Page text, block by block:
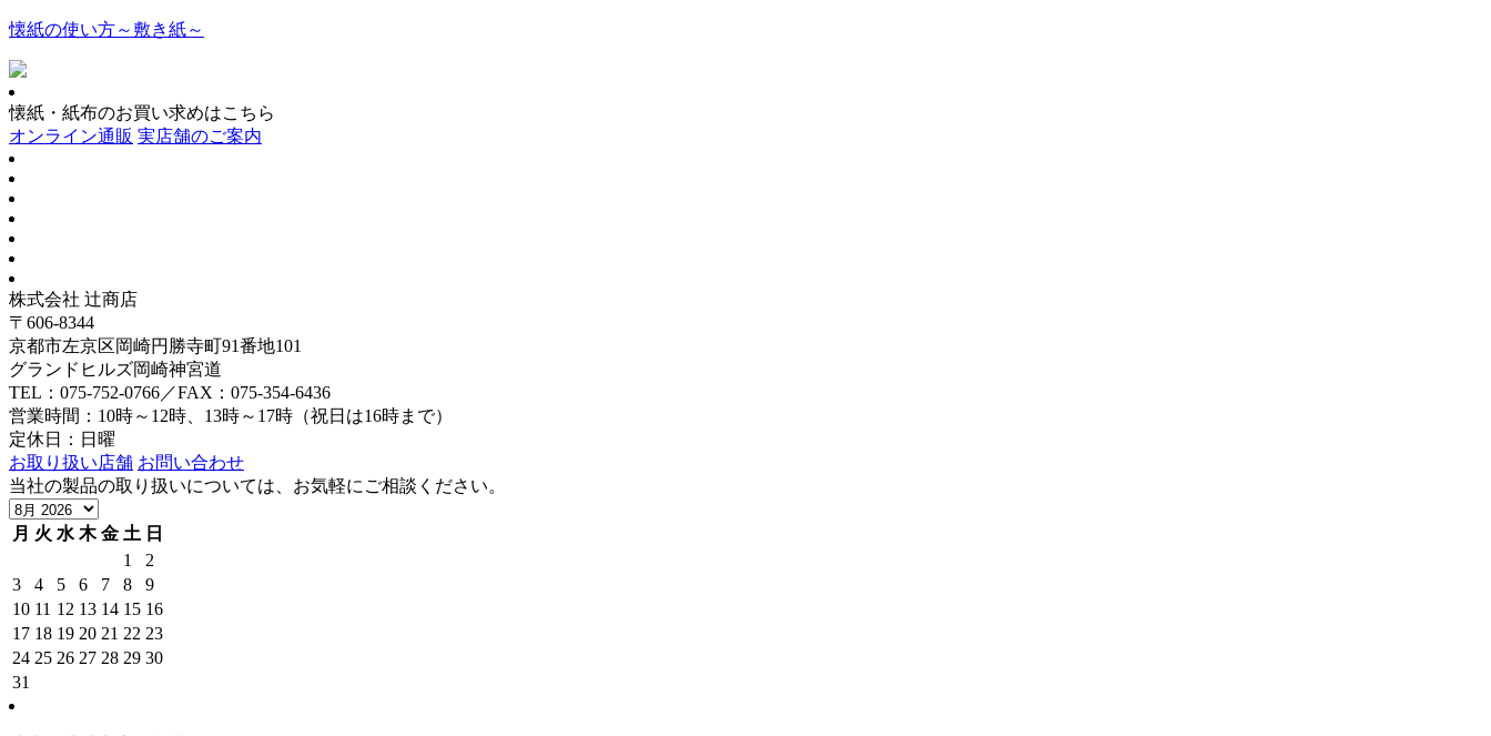
懐紙の使い方～敷き紙～
懐紙・紙布のお買い求めはこちら
オンライン通販 実店舗のご案内
株式会社 辻商店
〒606-8344
京都市左京区岡崎円勝寺町91番地101
グランドヒルズ岡崎神宮道
TEL：075-752-0766／FAX：075-354-6436
営業時間：10時～12時、13時～17時（祝日は16時まで）
定休日：日曜
お取り扱い店舗 お問い合わせ
当社の製品の取り扱いについては、お気軽にご相談ください。
月 火 水 木 金 土 日
1
2
3
4 5 6 7 8
9
10 11 12 13 14 15 16
17 18 19 20 21 22 23
24 25 26 27 28 29 30
31